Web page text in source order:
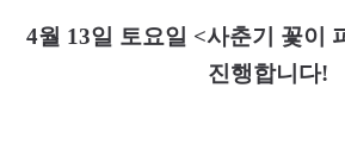
4월 13일 토요일 <사춘기 꽃이
진행합니다!